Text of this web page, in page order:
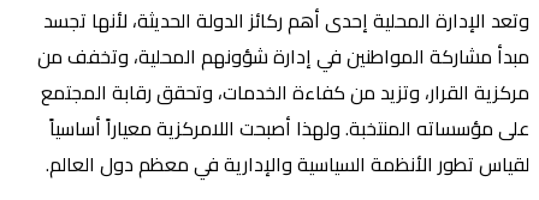
وتعد الإدارة المحلية إحدى أهم ركائز الدولة الحديثة، لأنها تجسد
مبدأ مشاركة المواطنين في إدارة شؤونهم المحلية، وتخفف من
مركزية القرار، وتزيد من كفاءة الخدمات، وتحقق رقابة المجتمع
على مؤسساته المنتخبة. ولهذا أصبحت اللامركزية معياراً أساسياً
لقياس تطور الأنظمة السياسية والإدارية في معظم دول العالم.